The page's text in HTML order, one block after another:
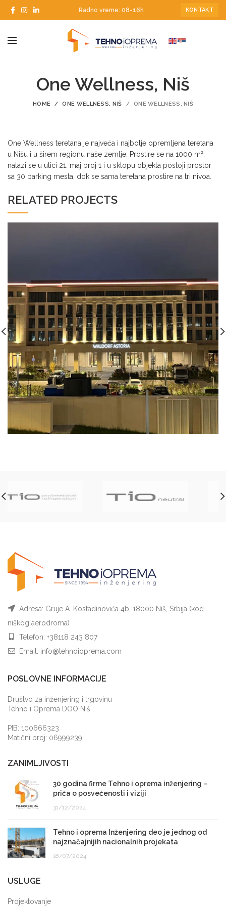
Radno vreme: 08-16h KONTAKT
One Wellness, Niš
HOME ONE WELLNESS, NIŠ ONE WELLNESS, NIŠ
One Wellness teretana je najveća i najbolje opremljena teretana
u Nišu i u širem regionu naše zemlje. Prostire se na 1000 m²,
nalazi se u ulici 21. maj broj 1 i u sklopu objekta postoji prostor
sa 30 parking mesta, dok se sama teretana prostire na tri nivoa.
RELATED PROJECTS
Adresa: Gruje A. Kostadinovića 4b, 18000 Niš, Srbija (kod
niškog aerodroma)
Telefon: +38118 243 807
Email: info@tehnoioprema.com
POSLOVNE INFORMACIJE
Društvo za inženjering i trgovinu
Tehno i Oprema DOO Niš
PIB: 100666323
Matični broj: 06999239
ZANIMLJIVOSTI
30 godina firme Tehno i oprema inženjering –
priča o posvećenosti i viziji
31/12/2024
Tehno i oprema Inženjering deo je jednog od
najznačajnijih nacionalnih projekata
18/07/2024
USLUGE
Projektovanje